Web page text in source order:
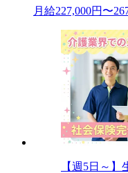
月給227,000円〜
【週5日～